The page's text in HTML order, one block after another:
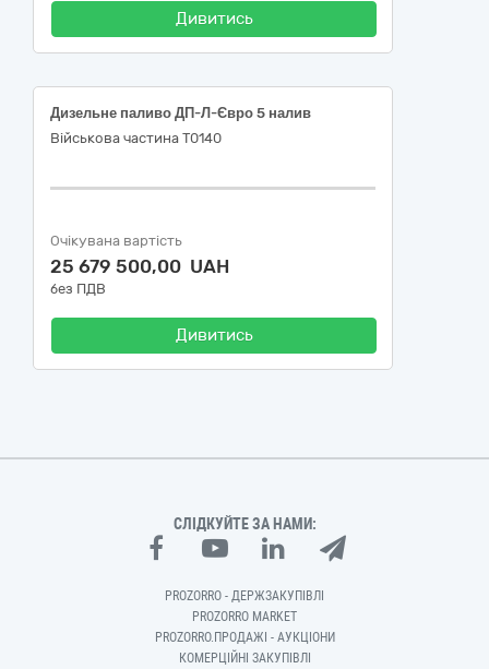
Дивитись
Дизельне паливо ДП-Л-Євро 5 налив
Військова частина Т0140
Очікувана вартість
25 679 500,00 UAH
без ПДВ
Дивитись
СЛІДКУЙТЕ ЗА НАМИ:
PROZORRO - ДЕРЖЗАКУПІВЛІ
PROZORRO MARKET
PROZORRO.ПРОДАЖІ - АУКЦІОНИ
КОМЕРЦІЙНІ ЗАКУПІВЛІ